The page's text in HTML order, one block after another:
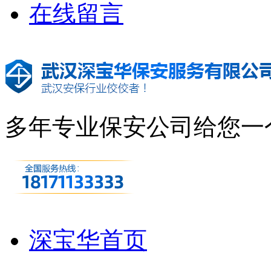
在线留言
多年专业保安公司 给您一
深宝华首页